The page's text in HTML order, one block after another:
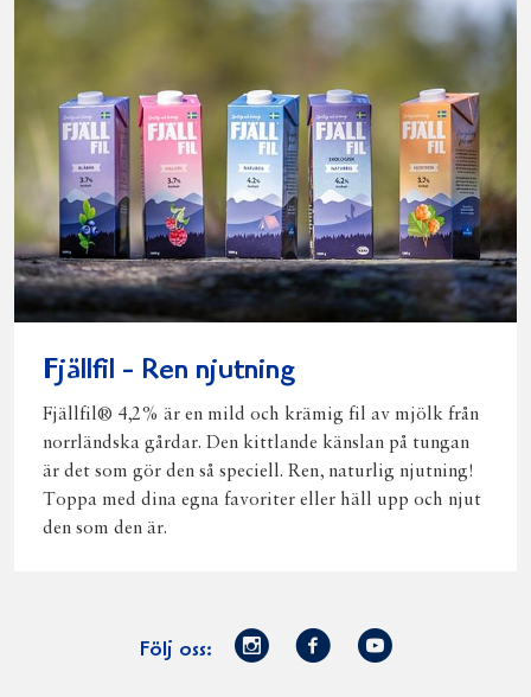
Fjällfil - Ren njutning
Fjällfil® 4,2% är en mild och krämig fil av mjölk från
norrländska gårdar. Den kittlande känslan på tungan
är det som gör den så speciell. Ren, naturlig njutning!
Toppa med dina egna favoriter eller häll upp och njut
den som den är.
Följ oss:
Norrmejerier
Facebook
Youtube